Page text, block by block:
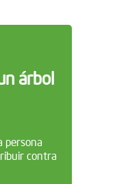
árbol
persona
contra